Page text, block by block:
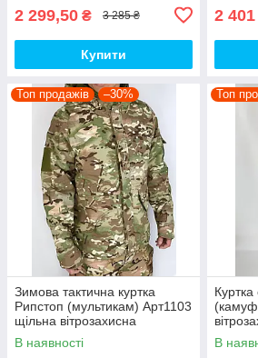
2 299,50 ₴ 3 285 ₴
Купити
2 401
Топ продажів –30%
Зимова тактична куртка
Рипстоп (мультикам) Арт1103
щільна вітрозахисна
водовідштовхувальна топ
В наявності
Топ
флісі
В